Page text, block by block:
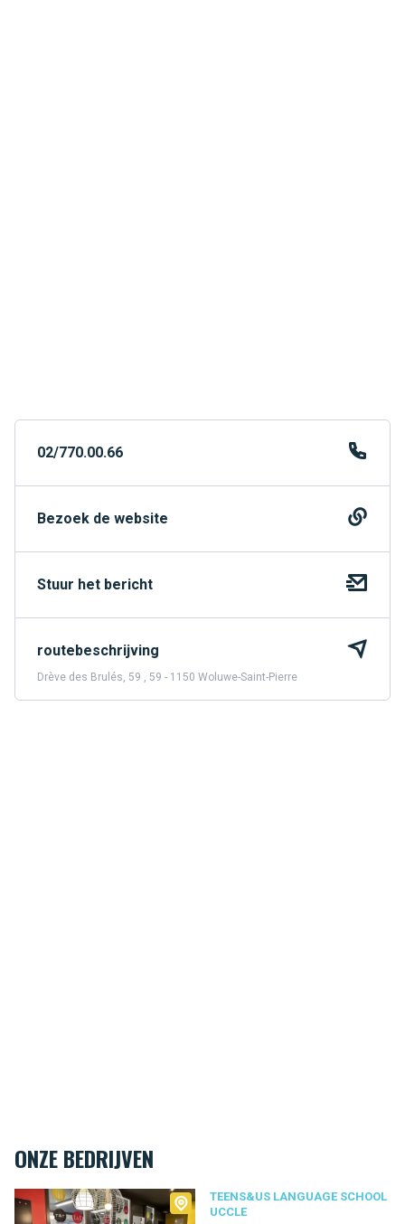
02/770.00.66
Bezoek de website
Stuur het bericht
routebeschrijving
Drève des Brulés, 59 , 59 - 1150 Woluwe-Saint-Pierre
ONZE BEDRIJVEN
TEENS&US LANGUAGE SCHOOL
UCCLE
Teens&Us language school Uccle